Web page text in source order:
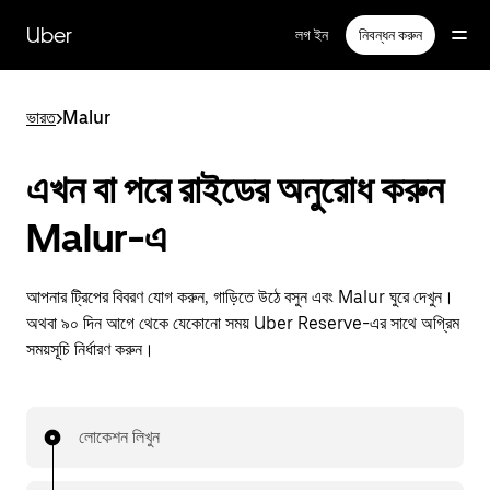
প্রধান
বিষয়সূচিতে
Uber লগ ইন নিবন্ধন করুন
ভারত>Malur
এখন বা পরে রাইডের অনুরোধ করুন
Malur-এ
আপনার ট্রিপের বিবরণ যোগ করুন, গাড়িতে উঠে বসুন এবং Malur ঘুরে দেখুন।
অথবা ৯০ দিন আগে থেকে যেকোনো সময় Uber Reserve-এর সাথে অগ্রিম
সময়সূচি নির্ধারণ করুন।
লোকেশন লিখুন